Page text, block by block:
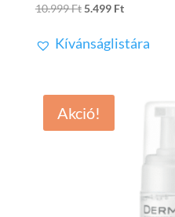
10.999Ft Original
was:
5.499 FtCurrent
is:
Kívánságlistára
Akció!